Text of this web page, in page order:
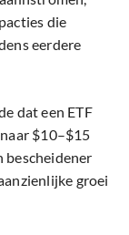
die
eerdere
dat een ETF
$10–$15
bescheidener
groei